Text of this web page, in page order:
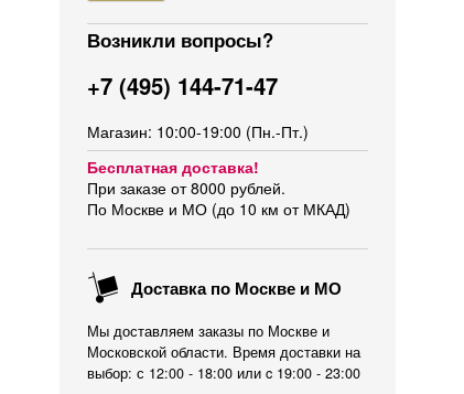
Возникли вопросы?
+7 (495) 144-71-47
Магазин: 10:00-19:00 (Пн.-Пт.)
Бесплатная доставка!
При заказе от 8000 рублей.
По Москве и МО (до 10 км от МКАД)
Доставка по Москве и МО
Мы доставляем заказы по Москве и
Московской области. Время доставки на
выбор: с 12:00 - 18:00 или c 19:00 - 23:00